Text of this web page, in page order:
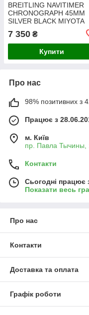
BREITLING NAVITIMER
CHRONOGRAPH 45MM
SILVER BLACK MIYOTA
OS20 FACELIFT 2024.
7 350 ₴
Купити
Про нас
98% позитивних з
Працює з
м. Київ
пр. Павла Тычины,
Контакти
Сьогодні працює
Показати весь
Про нас
Контакти
Доставка та оплата
Графік роботи